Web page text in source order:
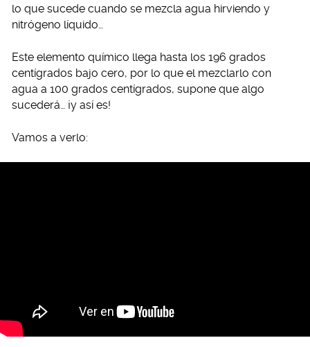
lo que sucede cuando se mezcla agua hirviendo y
nitrógeno líquido…
Este elemento químico llega hasta los 196 grados
centígrados bajo cero, por lo que el mezclarlo con
agua a 100 grados centígrados, supone que algo
sucederá… ¡y así es!
Vamos a verlo: